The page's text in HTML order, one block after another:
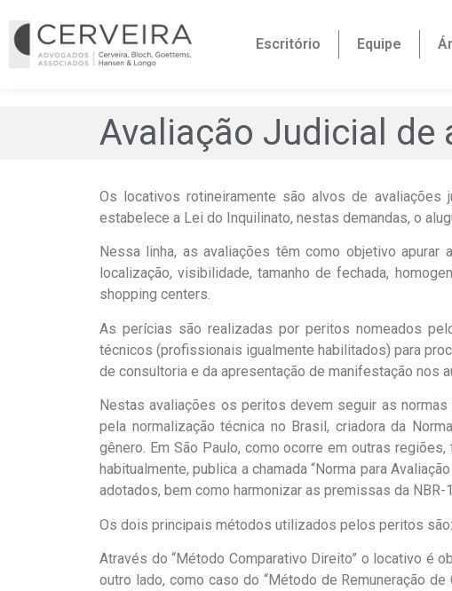
Escritório Equipe
Avaliação Judicial de
Os locativos rotineiramente são alvos de
estabelece a Lei do Inquilinato, nestas demandas, o
Nessa linha, as avaliações têm como objetivo
localização, visibilidade, tamanho de fechada,
shopping centers.
As perícias são realizadas por peritos nomeados
técnicos (profissionais igualmente habilitados) para
de consultoria e da apresentação de manifestação nos
Nestas avaliações os peritos devem seguir as
pela normalização técnica no Brasil, criadora da
gênero. Em São Paulo, como ocorre em outras
habitualmente, publica a chamada “Norma para
adotados, bem como harmonizar as premissas da
Os dois principais métodos utilizados pelos peritos são:
Através do “Método Comparativo Direito” o locativo é
outro lado, como caso do “Método de Remuneração